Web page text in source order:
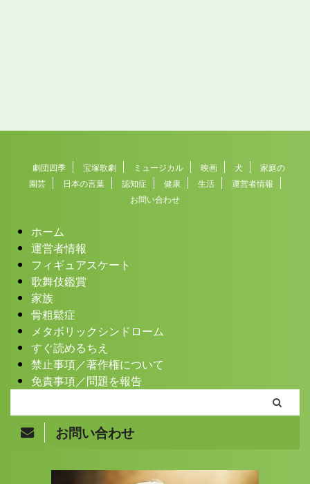
劇団四季 宝塚歌劇 ミュージカル 映画 犬
家庭の
園芸
日本の言葉 認知症 健康 生活
運営者情報
お問い合わせ
ホーム
運営者情報
フィギュアスケート
歌舞伎鑑賞
家族
骨粗鬆症
メタボリックシンドローム
すぐ読めるちえ
禁止事項／著作権について
免責事項／問題を報告
お問い合わせ